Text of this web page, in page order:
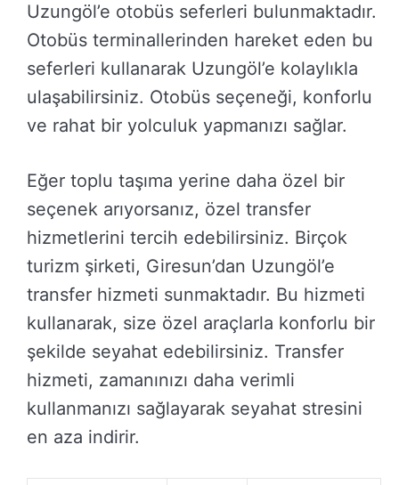
Uzungöl’e otobüs seferleri bulunmaktadır.
Otobüs terminallerinden hareket eden bu
seferleri kullanarak Uzungöl’e kolaylıkla
ulaşabilirsiniz. Otobüs seçeneği, konforlu
ve rahat bir yolculuk yapmanızı sağlar.
Eğer toplu taşıma yerine daha özel bir
seçenek arıyorsanız, özel transfer
hizmetlerini tercih edebilirsiniz. Birçok
turizm şirketi, Giresun’dan Uzungöl’e
transfer hizmeti sunmaktadır. Bu hizmeti
kullanarak, size özel araçlarla konforlu bir
şekilde seyahat edebilirsiniz. Transfer
hizmeti, zamanınızı daha verimli
kullanmanızı sağlayarak seyahat stresini
en aza indirir.